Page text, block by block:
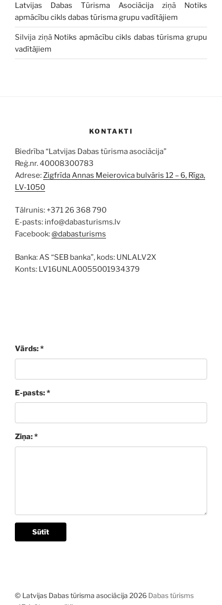
Latvijas Dabas Tūrisma Asociācija ziņā Notiks
apmācību cikls dabas tūrisma grupu vadītājiem
Silvija ziņā Notiks apmācību cikls dabas tūrisma grupu
vadītājiem
KONTAKTI
Biedrība “Latvijas Dabas tūrisma asociācija”
Reģ.nr. 40008300783
Adrese:Zigfrīda Annas Meierovica bulvāris 12 – 6, Rīga,
LV-1050
Tālrunis: +371 26 368 790
E-pasts: info@dabasturisms.lv
Facebook:@dabasturisms
Banka: AS “SEB banka”, kods: UNLALV2X
Konts: LV16UNLA0055001934379
Vārds: *
E-pasts: *
Ziņa: *
Sūtīt
© Latvijas Dabas tūrisma asociācija 2026 Dabas tūrisms